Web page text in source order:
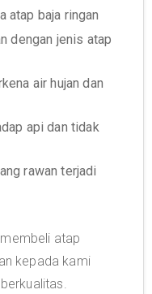
atap baja ringan
dengan jenis atap
air hujan dan
api dan tidak
rawan terjadi
atap
kepada kami